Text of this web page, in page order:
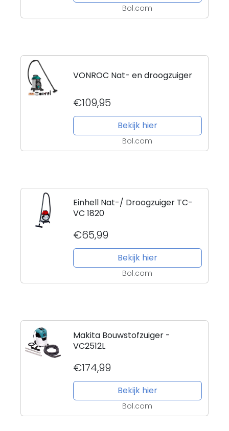
Bol.com
VONROC Nat- en droogzuiger
€109,95
Bekijk hier
Bol.com
Einhell Nat-/ Droogzuiger TC-
VC 1820
€65,99
Bekijk hier
Bol.com
Makita Bouwstofzuiger -
VC2512L
€174,99
Bekijk hier
Bol.com